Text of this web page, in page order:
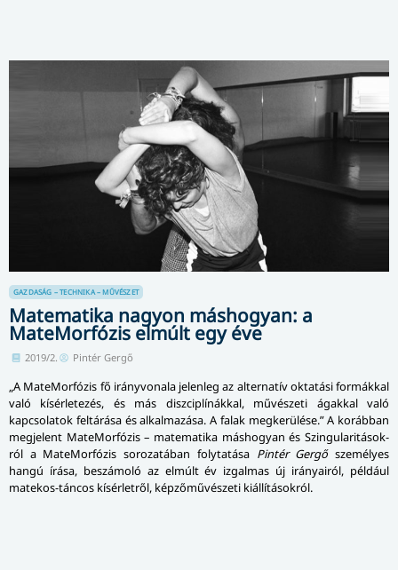
GAZDASÁG – TECHNIKA – MŰVÉSZET
Matematika nagyon máshogyan: a
MateMorfózis elmúlt egy éve
2019/2. Pintér Gergő
„A MateMorfózis fő irányvonala jelenleg az alternatív oktatási formákkal
való kísérletezés, és más diszciplínákkal, művészeti ágakkal való
kapcsolatok feltárása és alkalmazása. A falak meg­ke­rü­lése.” A korábban
megjelent Mate­Mor­fó­zis – ma­te­ma­ti­ka máshogyan és Szin­gu­la­ri­tá­sok­
ról a Mate­Morfózis so­ro­za­tá­ban folytatása Pintér Gergőszemélyes
hangú írása, beszámoló az elmúlt év izgalmas új irányairól, például
matekos-táncos kísérletről, képzőművészeti kiállításokról.